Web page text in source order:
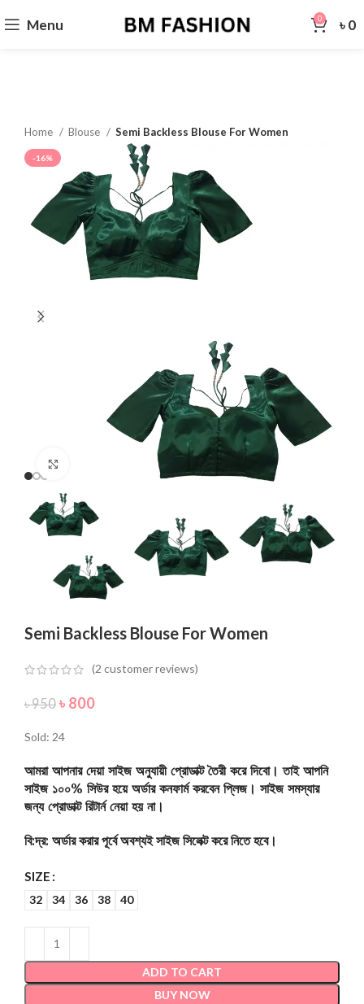
Menu 0 ৳0
Home Blouse Semi Backless Blouse For Women
-16%
Semi Backless Blouse For Women
(2 customer reviews)
৳950 ৳ 800
Sold: 24
আমরা আপনার দেয়া সাইজ অনুযায়ী প্রোডাক্ট তৈরী করে দিবো। তাই আপনি
সাইজ ১০০% সিউর হয়ে অর্ডার কনফার্ম করবেন প্লিজ। সাইজ সমস্যার
জন্য প্রোডাক্ট রিটার্ন নেয়া হয় না।
বি:দ্র: অর্ডার করার পূর্বে অবশ্যই সাইজ সিলেক্ট করে নিতে হবে।
SIZE
32 34 36 38 40
ADD TO CART
BUY NOW